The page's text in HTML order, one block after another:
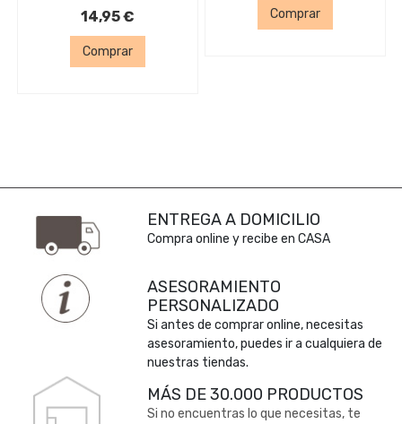
14,95 €
Comprar
Comprar
ENTREGA A DOMICILIO
Compra online y recibe en CASA
ASESORAMIENTO
PERSONALIZADO
Si antes de comprar online, necesitas
asesoramiento, puedes ir a cualquiera de
nuestras tiendas.
MÁS DE 30.000 PRODUCTOS
Si no encuentras lo que necesitas, te